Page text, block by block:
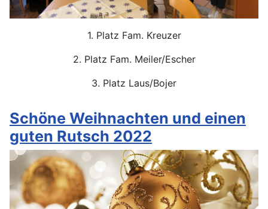
1. Platz Fam. Kreuzer
2. Platz Fam. Meiler/Escher
3. Platz Laus/Bojer
Schöne Weihnachten und einen
guten Rutsch 2022